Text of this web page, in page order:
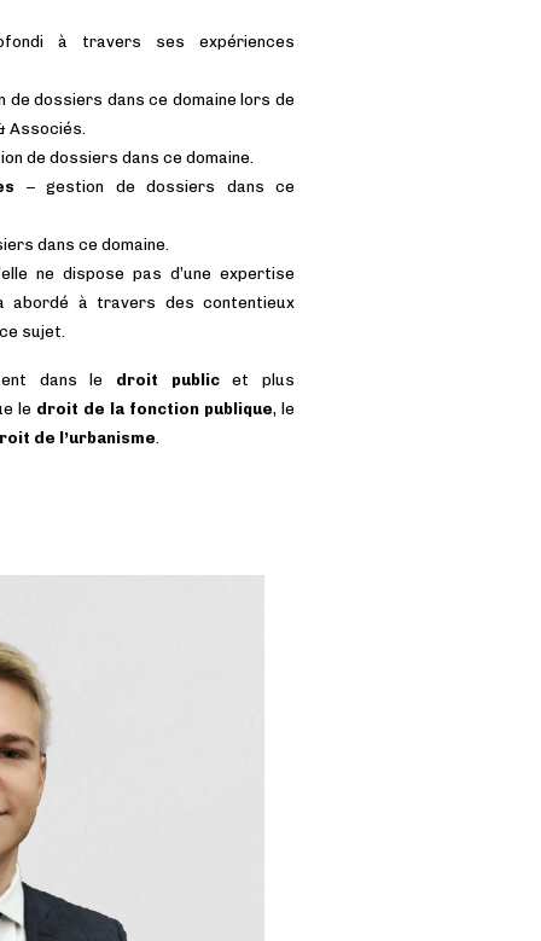
(École
à travers ses expériences
de dossiers dans ce domaine lors de
Associés.
de dossiers dans ce domaine.
– gestion de dossiers dans ce
dans ce domaine.
ne dispose pas d’une expertise
abordé à travers des contentieux
sujet.
dans le droit publicet plus
le droit de la fonction publique, le
de l’urbanisme.